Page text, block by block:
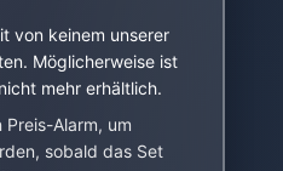
von keinem unserer
Möglicherweise ist
mehr erhältlich.
Alarm, um
sobald das Set